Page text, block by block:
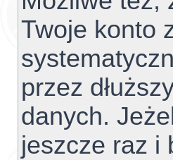
Twoje konto
przez
danych.
jeszcze raz i